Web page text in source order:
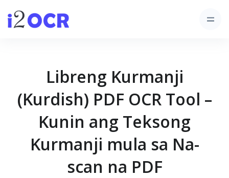
Libreng Kurmanji
(Kurdish) PDF OCR Tool –
Kunin ang Teksong
Kurmanji mula sa Na-
scan na PDF